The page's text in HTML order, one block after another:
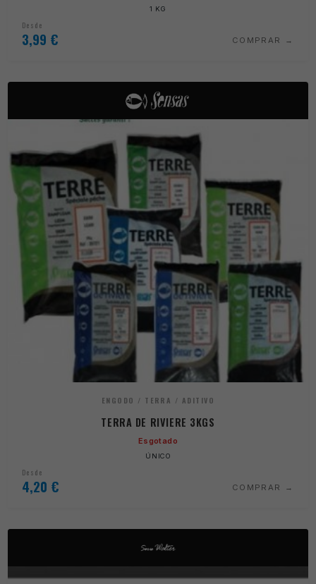
1 KG
Desde
3,99 € COMPRAR
ENGODO / TERRA / ADITIVO
TERRA DE RIVIERE 3KGS
Esgotado
ÚNICO
Desde
4,20 € COMPRAR